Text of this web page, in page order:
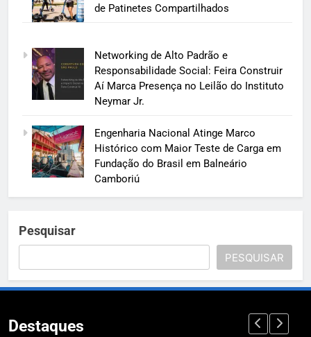
de Patinetes Compartilhados
Networking de Alto Padrão e
Responsabilidade Social: Feira Construir
Aí Marca Presença no Leilão do Instituto
Neymar Jr.
Engenharia Nacional Atinge Marco
Histórico com Maior Teste de Carga em
Fundação do Brasil em Balneário
Camboriú
Pesquisar
PESQUISAR
Destaques